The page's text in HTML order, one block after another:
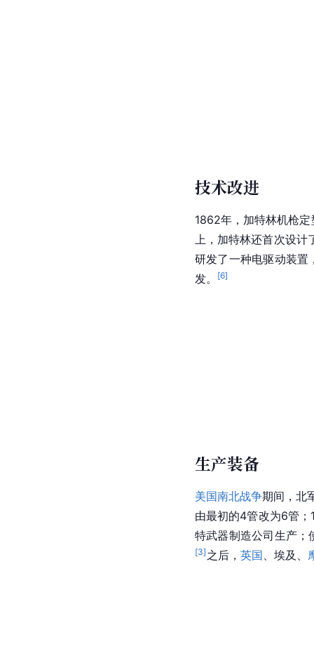
技术改进
1862年，加特林机枪
上， 加特林还首次设计
研发了一种电驱动装置
发。
[6]
生产装备
美国南北战争期间，北
由最初的4管改为6管
特武器制造公司生产；
[3] 之后， 英国 、埃及、